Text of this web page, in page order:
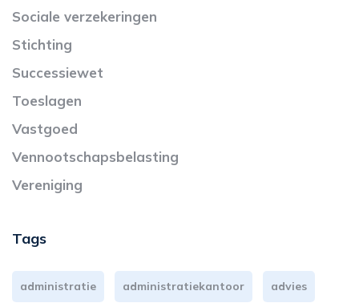
Sociale verzekeringen
Stichting
Successiewet
Toeslagen
Vastgoed
Vennootschapsbelasting
Vereniging
Tags
administratie administratiekantoor advies